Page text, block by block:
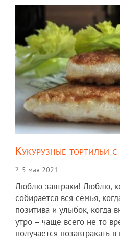
Кукурузные тортильи
5 мая 2021
Люблю завтраки! Люблю,
собирается вся семья,
позитива и улыбок, когда
утро – чаще всего не то
получается позавтракать